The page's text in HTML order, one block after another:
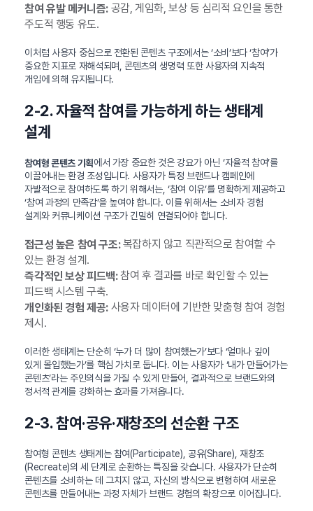
참여 유발 메커니즘:공감, 게임화, 보상 등 심리적 요인을 통한
주도적 행동 유도.
이처럼 사용자 중심으로 전환된 콘텐츠 구조에서는 ‘소비’보다 ‘참여’가
중요한 지표로 재해석되며, 콘텐츠의 생명력 또한 사용자의 지속적
개입에 의해 유지됩니다.
2-2. 자율적 참여를 가능하게 하는 생태계
설계
참여형 콘텐츠 기획에서 가장 중요한 것은 강요가 아닌 ‘자율적 참여’를
이끌어내는 환경 조성입니다. 사용자가 특정 브랜드나 캠페인에
자발적으로 참여하도록 하기 위해서는, ‘참여 이유’를 명확하게 제공하고
‘참여 과정의 만족감’을 높여야 합니다. 이를 위해서는 소비자 경험
설계와 커뮤니케이션 구조가 긴밀히 연결되어야 합니다.
접근성 높은 참여 구조:복잡하지 않고 직관적으로 참여할 수
있는 환경 설계.
즉각적인 보상 피드백:참여 후 결과를 바로 확인할 수 있는
피드백 시스템 구축.
개인화된 경험 제공:사용자 데이터에 기반한 맞춤형 참여 경험
제시.
이러한 생태계는 단순히 ‘누가 더 많이 참여했는가’보다 ‘얼마나 깊이
있게 몰입했는가’를 핵심 가치로 둡니다. 이는 사용자가 ‘내가 만들어가는
콘텐츠’라는 주인의식을 가질 수 있게 만들어, 결과적으로 브랜드와의
정서적 관계를 강화하는 효과를 가져옵니다.
2-3. 참여·공유·재창조의 선순환 구조
참여형 콘텐츠 생태계는 참여(Participate), 공유(Share), 재창조
(Recreate)의 세 단계로 순환하는 특징을 갖습니다. 사용자가 단순히
콘텐츠를 소비하는 데 그치지 않고, 자신의 방식으로 변형하여 새로운
콘텐츠를 만들어내는 과정 자체가 브랜드 경험의 확장으로 이어집니다.